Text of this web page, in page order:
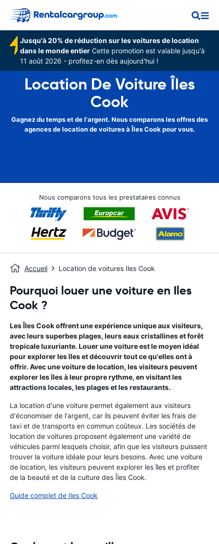
Jusqu'à 20% de réduction sur les voitures de location
dans le monde entier Cette promotion est valable jusqu'à
11 août 2026 - profitez-en dès aujourd'hui !
Location De Voiture Îles
Cook
Gagnez du temps et de l'argent. Nous comparons les offres des
agences de location de voitures à Îles Cook pour vous.
Nous comparons tous les prestataires connus
Accueil Location de voitures Iles Cook
Pourquoi louer une voiture en Iles
Cook ?
Les Îles Cook offrent une expérience unique aux visiteurs,
avec leurs superbes plages, leurs eaux cristallines et forêt
tropicale luxuriante. Louer une voiture est le moyen idéal
pour explorer les îles et découvrir tout ce qu'elles ont à
offrir. Avec une voiture de location, les visiteurs peuvent
explorer les îles à leur propre rythme, en visitant les
attractions locales, les plages et les restaurants.
La location d'une voiture permet également aux visiteurs
d'économiser de l'argent, car ils peuvent éviter les frais de
taxi et de transports en commun coûteux. Les sociétés de
location de voitures proposent également une variété de
véhicules parmi lesquels choisir, afin que les visiteurs puissent
trouver la voiture idéale pour leurs besoins. Avec une voiture
de location, les visiteurs peuvent explorer les îles et profiter
de la beauté et de la culture des Îles Cook.
Guide complet de Iles Cook